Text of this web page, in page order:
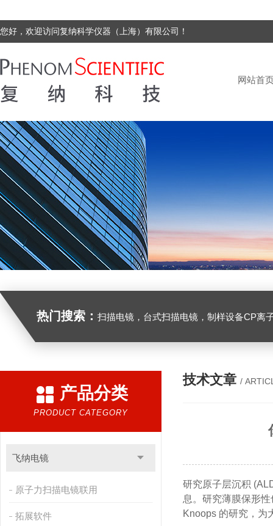
您好，欢迎访问复纳科学仪器（上海）有限公司！
网站首
热门搜索： 扫描电镜，台式扫描电镜，制样设备CP离子研磨仪，原位样品杆，可视化颗粒检测
产品分类
PRODUCT CATEGORY
飞纳电镜
原子力扫描电镜联用
拓展软件
技术文章 /
研究原子层沉积
息。研究薄膜保形
Knoops 的研究，为